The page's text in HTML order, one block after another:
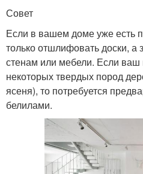
Совет
Если в вашем доме уже есть
только отшлифовать доски, а
стенам или мебели. Если ваш
некоторых твердых пород
ясеня), то потребуется
белилами.